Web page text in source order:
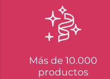
Más de 10.000
productos